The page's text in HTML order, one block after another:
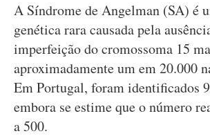
A Síndrome de Angelman (SA) é
genética rara causada pela
imperfeição do cromossoma 15
aproximadamente um em 20.000
Em Portugal, foram identificados
embora se estime que o número
a 500.